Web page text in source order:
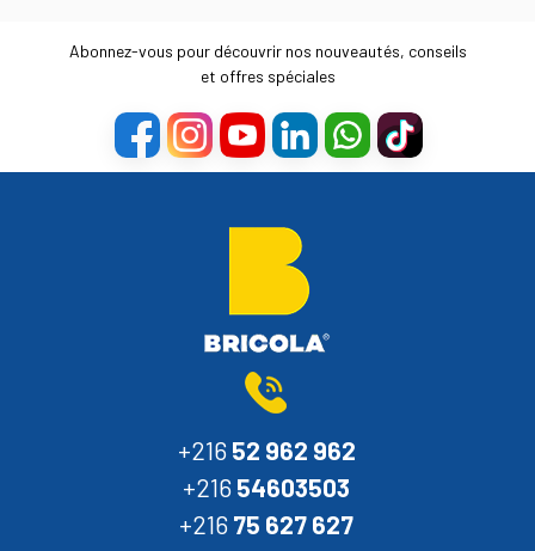
Abonnez-vous pour découvrir nos nouveautés, conseils
et offres spéciales
+216 52 962 962
+216 54603503
+216 75 627 627